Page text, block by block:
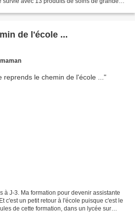
de l'école ...
à J-3. Ma formation pour devenir assistante
c'est un petit retour à l'école puisque c'est le
de cette formation, dans un lycée sur